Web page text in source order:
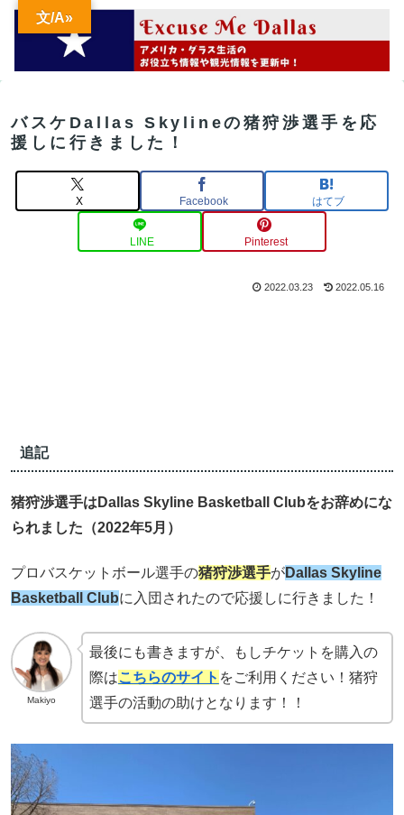
バスケDallas Skylineの猪狩渉選手を応
援しに行きました！
X Facebook はてブ
LINE Pinterest
2022.03.23 2022.05.16
追記
猪狩渉選手はDallas Skyline Basketball Clubをお辞めにな
られました（2022年5月）
プロバスケットボール選手の猪狩渉選手がDallas Skyline
Basketball Clubに入団されたので応援しに行きました！
Makiyo
最後にも書きますが、もしチケットを購入の
際はこちらのサイト をご利用ください！猪狩
選手の活動の助けとなります！！
文/A»